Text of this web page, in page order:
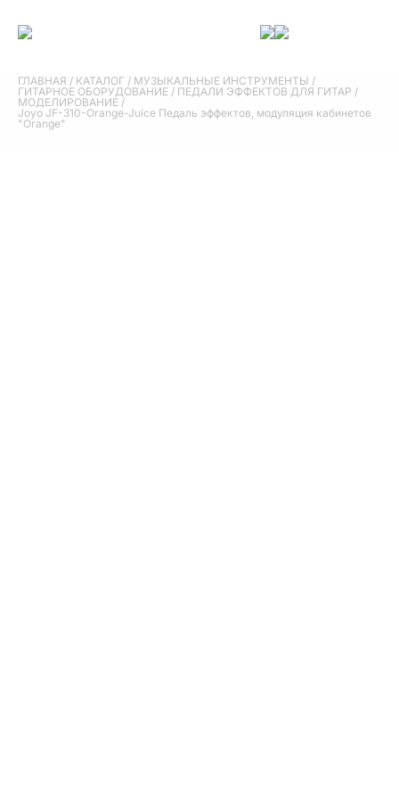
ГЛАВНАЯ / КАТАЛОГ / МУЗЫКАЛЬНЫЕ ИНСТРУМЕНТЫ /
ГИТАРНОЕ ОБОРУДОВАНИЕ / ПЕДАЛИ ЭФФЕКТОВ ДЛЯ ГИТАР /
МОДЕЛИРОВАНИЕ /
Joyo JF-310-Orange-Juice Педаль эффектов, модуляция кабинетов
"Orange"